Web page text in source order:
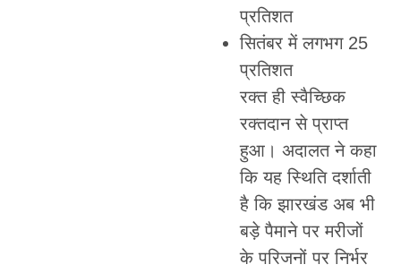
प्रतिशत
सितंबर में लगभग 25
प्रतिशत
रक्त ही स्वैच्छिक
रक्तदान से प्राप्त
हुआ। अदालत ने कहा
कि यह स्थिति दर्शाती
है कि झारखंड अब भी
बड़े पैमाने पर मरीजों
के परिजनों पर निर्भर